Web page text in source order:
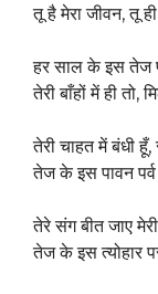
तू है मेरा जीवन, तू
हर साल के इस तेज
तेरी बाँहों में ही तो,
तेरी चाहत में बंधी
तेज के इस पावन
तेरे संग बीत जाए
तेज के इस त्योहार